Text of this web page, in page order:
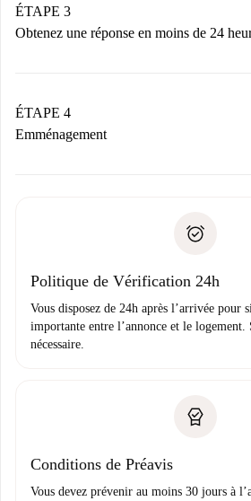
Nous ne vous facturerons rien tant
n’aura pas accepté.
ÉTAPE 3
Obtenez une réponse en moins de 24
contact avec le propriétaire.
Si refusé : aucun prélèvement et
Justificatif de solvabilité
ÉTAPE 4
Emménagement
uniquement si aucun problème
Politique de Vérification 24h
Vous disposez de 24h après l’arrivée pour
importante entre l’annonce et le logement.
nécessaire.
Conditions de Préavis
Vous devez prévenir au moins 30 jours à